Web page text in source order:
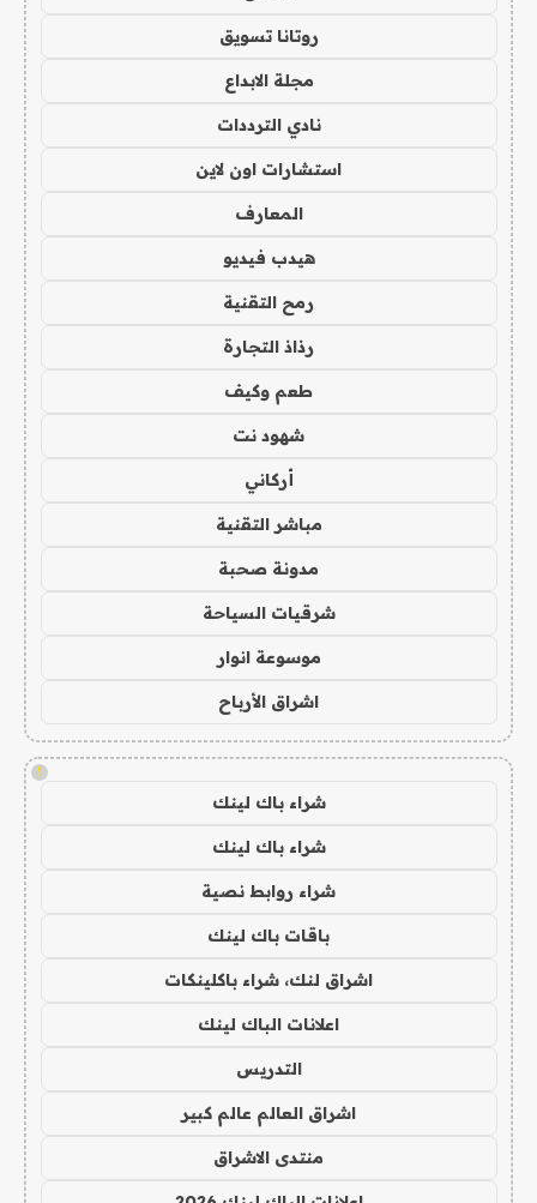
روتانا تسويق
مجلة الابداع
نادي الترددات
استشارات اون لاين
المعارف
هيدب فيديو
رمح التقنية
رذاذ التجارة
طعم وكيف
شهود نت
أركاني
مباشر التقنية
مدونة صحبة
شرقيات السياحة
موسوعة انوار
اشراق الأرباح
!
شراء باك لينك
شراء باك لينك
شراء روابط نصية
باقات باك لينك
اشراق لنك، شراء باكلينكات
اعلانات الباك لينك
التدريس
اشراق العالم عالم كبير
منتدى الاشراق